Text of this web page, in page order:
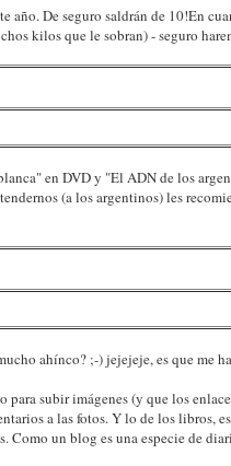
año. De seguro saldrán de 10!En
kilos que le sobran) - seguro
en DVD y "El ADN de los
(a los argentinos) les
ahínco? ;-) jejejeje, es que me
para subir imágenes (y que los
a las fotos. Y lo de los libros,
Como un blog es una especie de